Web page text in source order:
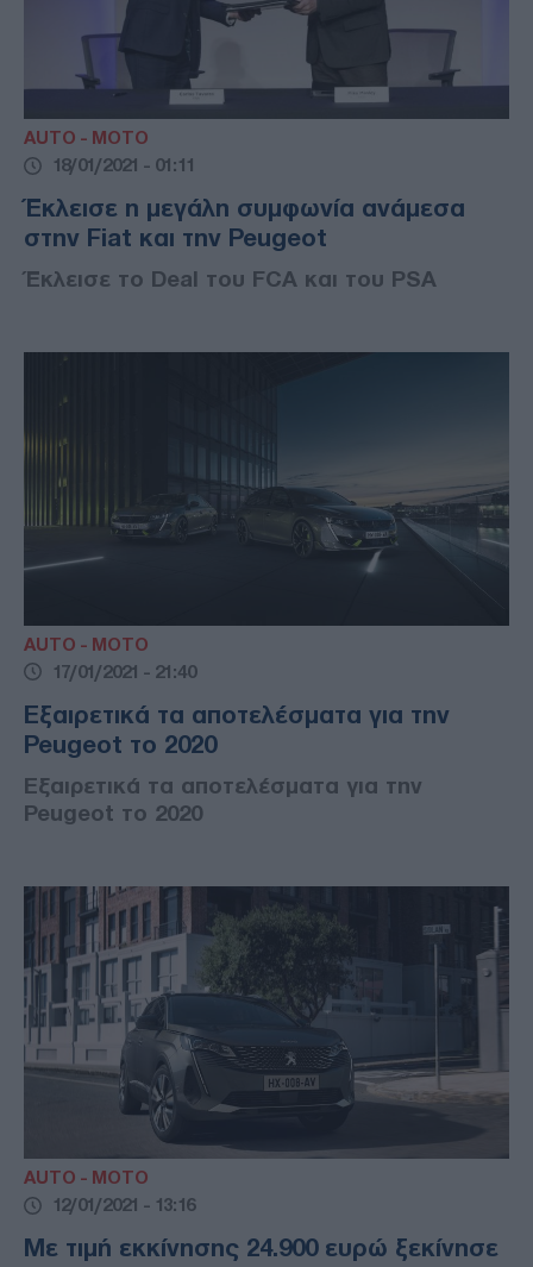
AUTO - MOTO
18/01/2021 - 01:11
Έκλεισε η μεγάλη συμφωνία ανάμεσα
στην Fiat και την Peugeot
Έκλεισε το Deal του FCA και του PSA
AUTO - MOTO
17/01/2021 - 21:40
Εξαιρετικά τα αποτελέσματα για την
Peugeot το 2020
Εξαιρετικά τα αποτελέσματα για την
Peugeot το 2020
AUTO - MOTO
12/01/2021 - 13:16
Με τιμή εκκίνησης 24.900 ευρώ ξεκίνησε